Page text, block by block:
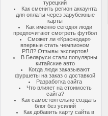
турецкий
Как сменить регион аккаунта
для оплаты через зарубежные
карты
Как именно сегодня люди
предпочитают смотреть футбол
Сможет ли «Краснодар»
впервые стать чемпионом
РПЛ? Отзывы экспертов!
В Беларуси стали популярны
китайские авто
Когда люди заказывают
фуршеты на заказ с доставкой
Разработка сайта
Что влияет на стоимость
сайта?
Как самостоятельно создать
блог без усилий
Как добавить карту сайта в